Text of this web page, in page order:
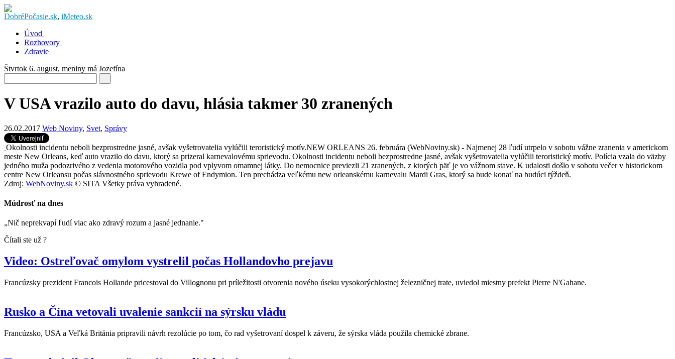
DobréPočasie.sk, iMeteo.sk
Úvod
Rozhovory
Zdravie
Štvrtok 6. august, meniny má Jozefína
V USA vrazilo auto do davu, hlásia takmer 30 zranených
26.02.2017 Web Noviny, Svet, Správy
Okolnosti incidentu neboli bezprostredne jasné, avšak vyšetrovatelia vylúčili teroristický motív.NEW ORLEANS 26. februára (WebNoviny.sk) - Najmenej 28 ľudí utrpelo v sobotu vážne zranenia v americkom
meste New Orleans, keď auto vrazilo do davu, ktorý sa prizeral karnevalovému sprievodu. Okolnosti incidentu neboli bezprostredne jasné, avšak vyšetrovatelia vylúčili teroristický motív. Polícia vzala do väzby
jedného muža podozrivého z vedenia motorového vozidla pod vplyvom omamnej látky. Do nemocnice previezli 21 zranených, z ktorých päť je vo vážnom stave. K udalosti došlo v sobotu večer v historickom
centre New Orleansu počas slávnostného sprievodu Krewe of Endymion. Ten prechádza veľkému new orleanskému karnevalu Mardi Gras, ktorý sa bude konať na budúci týždeň.
Zdroj: WebNoviny.sk © SITA Všetky práva vyhradené.
Múdrosť na dnes
„Nič neprekvapí ľudí viac ako zdravý rozum a jasné jednanie."
Čítali ste už ?
Video: Ostreľovač omylom vystrelil počas Hollandovho prejavu
Francúzsky prezident Francois Hollande pricestoval do Villognonu pri príležitosti otvorenia nového úseku vysokorýchlostnej železničnej trate, uviedol miestny prefekt Pierre N'Gahane.
Rusko a Čína vetovali uvalenie sankcií na sýrsku vládu
Francúzsko, USA a Veľká Británia pripravili návrh rezolúcie po tom, čo rad vyšetrovaní dospel k záveru, že sýrska vláda použila chemické zbrane.